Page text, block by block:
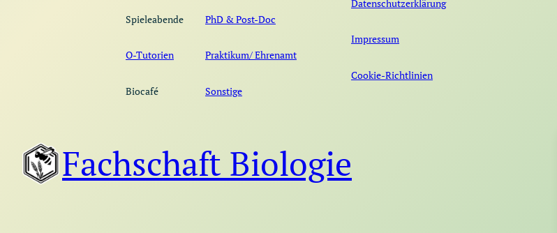
Spieleabende
O-Tutorien
Biocafé
PhD & Post-Doc
Praktikum/ Ehrenamt
Sonstige
Datenschutzerklärung
Impressum
Cookie-Richtlinien
Fachschaft Biologie